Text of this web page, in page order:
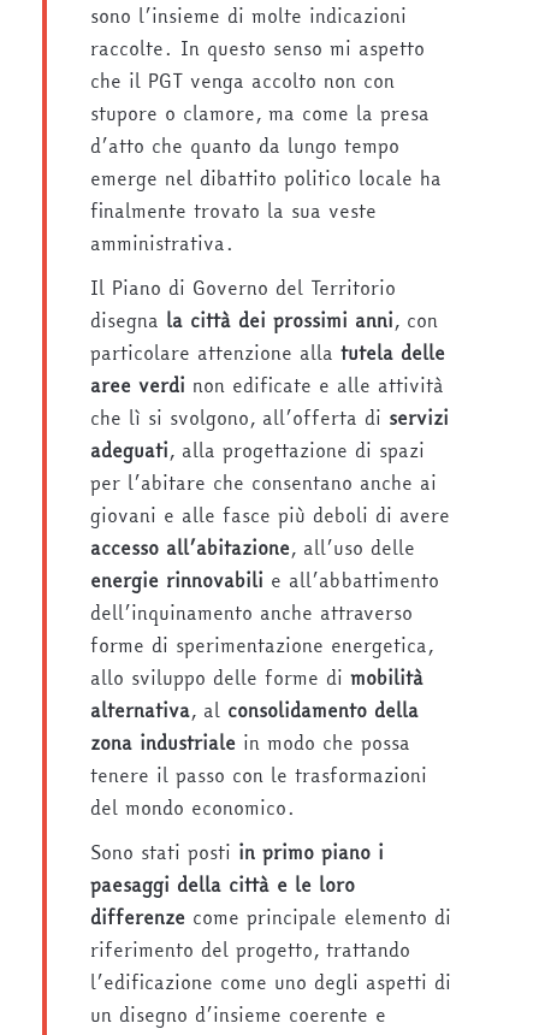
sono l’insieme di molte indicazioni
raccolte. In questo senso mi aspetto
che il PGT venga accolto non con
stupore o clamore, ma come la presa
d’atto che quanto da lungo tempo
emerge nel dibattito politico locale ha
finalmente trovato la sua veste
amministrativa.
Il Piano di Governo del Territorio
disegna la città dei prossimi anni, con
particolare attenzione alla tutela delle
aree verdi non edificate e alle attività
che lì si svolgono, all’offerta di servizi
adeguati, alla progettazione di spazi
per l’abitare che consentano anche ai
giovani e alle fasce più deboli di avere
accesso all’abitazione, all’uso delle
energie rinnovabili e all’abbattimento
dell’inquinamento anche attraverso
forme di sperimentazione energetica,
allo sviluppo delle forme di mobilità
alternativa, al consolidamento della
zona industriale in modo che possa
tenere il passo con le trasformazioni
del mondo economico.
Sono stati posti in primo piano i
paesaggi della città e le loro
differenze come principale elemento di
riferimento del progetto, trattando
l’edificazione come uno degli aspetti di
un disegno d’insieme coerente e